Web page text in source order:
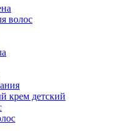
волос
крем детский